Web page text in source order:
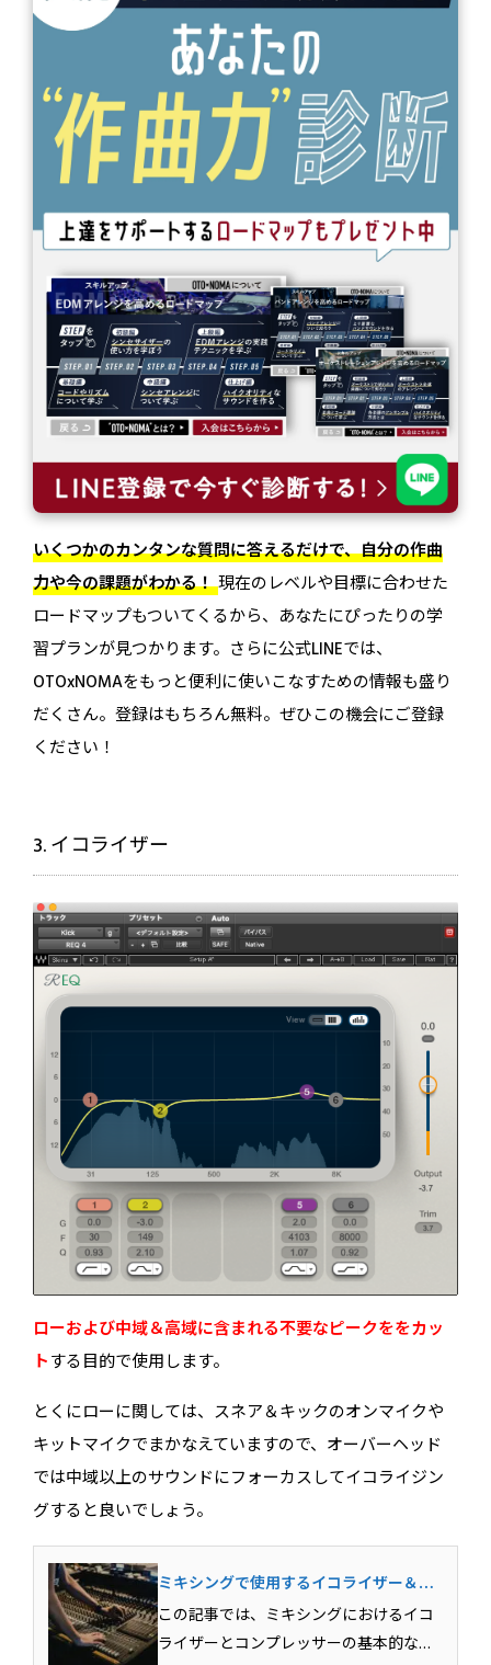
いくつかのカンタンな質問に答えるだけで、自分の作曲
力や今の課題がわかる！現在のレベルや目標に合わせた
ロードマップもついてくるから、あなたにぴったりの学
習プランが見つかります。さらに公式LINEでは、
OTOxNOMAをもっと便利に使いこなすための情報も盛り
だくさん。登録はもちろん無料。ぜひこの機会にご登録
ください！
3. イコライザー
ローおよび中域＆高域に含まれる不要なピークををカッ
トする目的で使用します。
とくにローに関しては、スネア＆キックのオンマイクや
キットマイクでまかなえていますので、オーバーヘッド
では中域以上のサウンドにフォーカスしてイコライジン
グすると良いでしょう。
ミキシングで使用するイコライザー＆コ
ンプレッサーの基本テクニック
この記事では、ミキシングにおけるイコ
ライザーとコンプレッサーの基本的な用